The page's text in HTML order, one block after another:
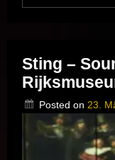
Sting –
Posted on 23.